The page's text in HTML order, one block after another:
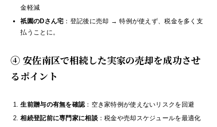
金軽減
祇園のDさん宅 ：登記後に売却 → 特例が使えず、税金を多く支
払うことに。
④ 安佐南区で相続した実家の売却を成功させ
るポイント
生前贈与の有無を確認 ：空き家特例が使えないリスクを回避
相続登記前に専門家に相談：税金や売却スケジュールを最適化